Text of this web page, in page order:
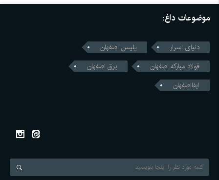
موضوعات داغ:
دنیای اسرار
پلیس اصفهان
فولاد مبارکه اصفهان
برق اصفهان
ابفااصفهان